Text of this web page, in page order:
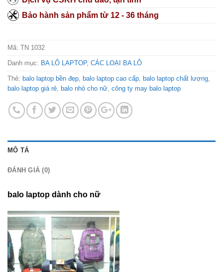
Bảo hành sản phẩm từ 12 - 36 tháng
Mã: TN 1032
Danh mục: BA LÔ LAPTOP, CÁC LOẠI BA LÔ
Thẻ: balo laptop bền đẹp balo laptop cao cấp balo laptop chất lượng
balo laptop giá rẻ balo nhỏ cho nữ công ty may balo laptop
MÔ TẢ
ĐÁNH GIÁ (0)
balo laptop dành cho nữ